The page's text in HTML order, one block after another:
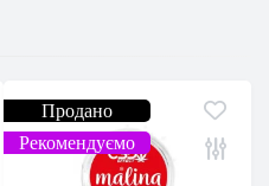
Продано
Рекомендуємо